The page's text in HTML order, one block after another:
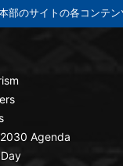
部のサイトの各コンテン
Agenda